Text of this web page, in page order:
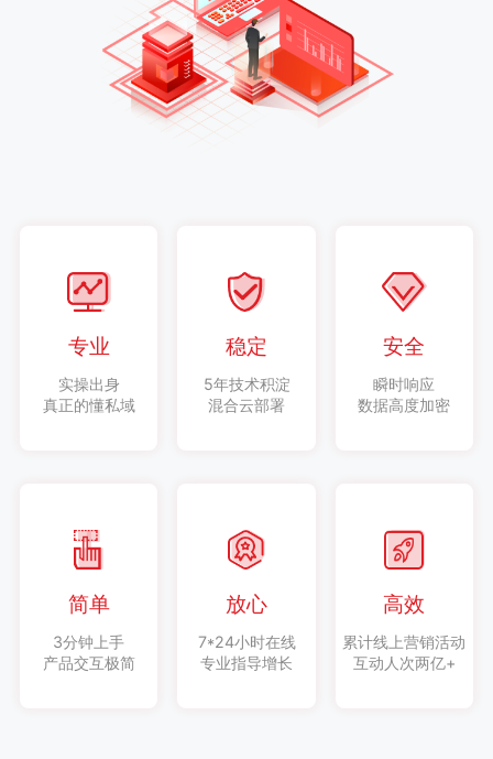
专业
实操出身
真正的懂私域
稳定
5年技术积淀
混合云部署
安全
瞬时响应
数据高度加密
简单
3分钟上手
产品交互极简
放心
7*24小时在线
专业指导增长
高效
累计线上营销活动
互动人次两亿+